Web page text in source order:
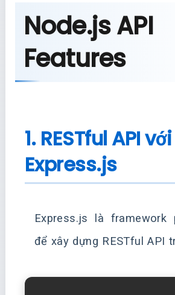
Node.js API
Features
1. RESTful API với
Express.js
Express.js là framework
để xây dựng RESTful API